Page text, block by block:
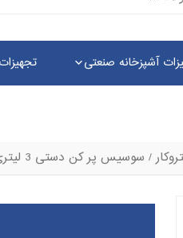
آشپزخانه صنعتی
/ سوسیس پر کن دستی 3 لیتری الکتروکار